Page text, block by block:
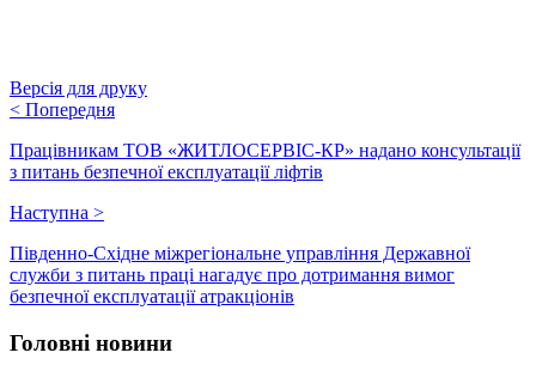
Версія для друку
< Попередня
Працівникам ТОВ «ЖИТЛОСЕРВІС-КР» надано консультації
з питань безпечної експлуатації ліфтів
Наступна >
Південно-Східне міжрегіональне управління Державної
служби з питань праці нагадує про дотримання вимог
безпечної експлуатації атракціонів
Головні новини